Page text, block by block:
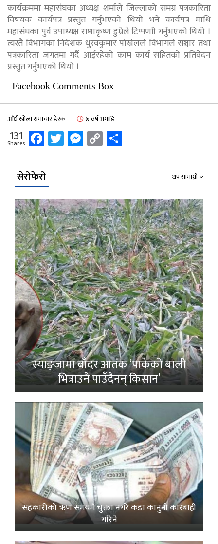
कार्यक्रममा महासंघका अध्यक्ष शर्माले जिल्लाको समग्र पत्रकारिता
विषयक कार्यपत्र प्रस्तुत गर्नुभएको थियो भने कार्यपत्र माथि
महासंघका पुर्व उपाध्यक्ष राधाकृष्ण डुम्रेले टिप्पणाी गर्नुभएको थियो ।
त्यस्तै विभागका निर्देशक धु्रवकुमार पोख्रेलले विभागले सञ्चार तथा
पत्रकारिता जगतमा गर्दै आईरहेको काम कार्य सहितको प्रतिवेदन
प्रस्तुत गर्नुभएको थियो ।
Facebook Comments Box
आँधीखोला समाचार डेस्क ७ वर्ष अगाडि
131
Shares Facebook
Twitter
Messenger
Copy
Link
सेरोफेरो थप सामाग्री
स्याङ्जामा बाँदर आतंक ‘पाकेको बाली
भित्राउनै पाउँदैनन् किसान’
सहकारीको ऋण समयमै चुक्ता नगरे कडा कानुनी कारबाही
गरिने